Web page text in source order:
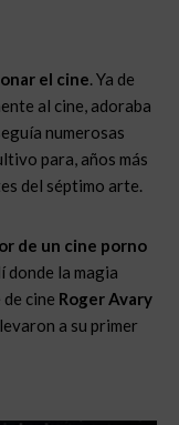
el cine. Ya de
al cine, adoraba
numerosas
para, años más
del séptimo arte.
de un cine porno
donde la magia
cine Roger Avary
a su primer